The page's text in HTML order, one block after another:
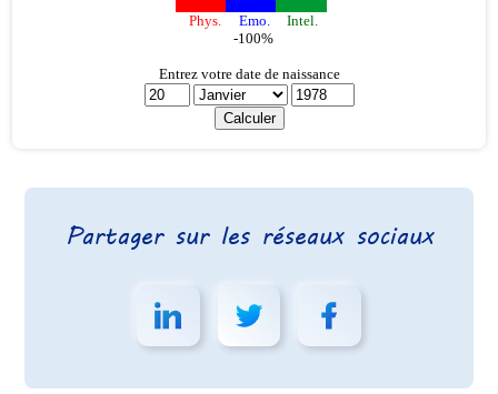
Partager sur les réseaux sociaux